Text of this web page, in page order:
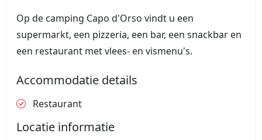
Op de camping Capo d'Orso vindt u een
supermarkt, een pizzeria, een bar, een snackbar en
een restaurant met vlees- en vismenu's.
Accommodatie details
Restaurant
Locatie informatie